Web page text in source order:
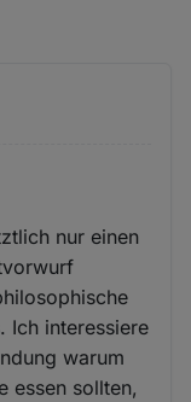
nur einen
Ich interessiere
warum
essen sollten,